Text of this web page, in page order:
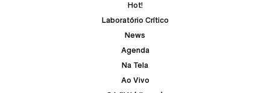
Hot!
Laboratório Crítico
News
Agenda
Na Tela
Ao Vivo